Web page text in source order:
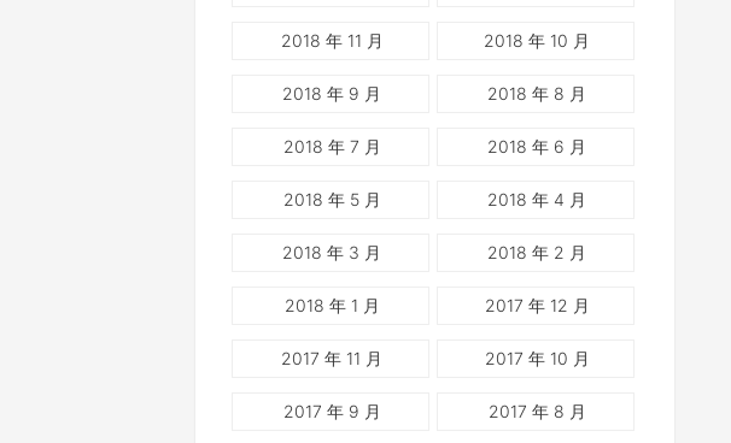
2018 年 11 月 2018 年 10 月
2018 年 9 月 2018 年 8 月
2018 年 7 月 2018 年 6 月
2018 年 5 月 2018 年 4 月
2018 年 3 月 2018 年 2 月
2018 年 1 月 2017 年 12 月
2017 年 11 月 2017 年 10 月
2017 年 9 月 2017 年 8 月